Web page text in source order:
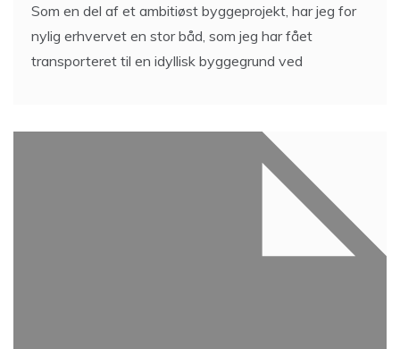
Som en del af et ambitiøst byggeprojekt, har jeg for
nylig erhvervet en stor båd, som jeg har fået
transporteret til en idyllisk byggegrund ved